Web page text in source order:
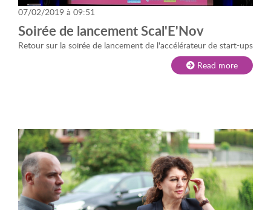
07/02/2019 à 09:51
Soirée de lancement Scal'E'Nov
Retour sur la soirée de lancement de l'accélérateur de start-ups
Read more